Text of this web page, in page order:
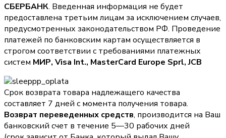
СБЕРБАНК. Введенная информация не будет
предоставлена третьим лицам за исключением случаев,
предусмотренных законодательством РФ. Проведение
платежей по банковским картам осуществляется в
строгом соответствии с требованиями платежных
систем МИР, Visa Int., MasterCard Europe Sprl, JCB
Срок возврата товара надлежащего качества
составляет 7 дней с момента получения товара.
Возврат переведенных средств, производится на Ваш
банковский счет в течение 5—30 рабочих дней